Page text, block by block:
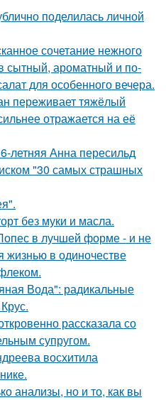
поделилась личной
сочетание нежного
сытный, ароматный и по-
для особенного вечера.
переживает тяжёлый
отражается на её
летняя Анна пересильд
"30 самых страшных
без муки и масла.
в лучшей форме - и не
жизнью в одиночестве
Вода": радикальные
рассказала со
супругом.
восхитила
анализы, но и то, как вы